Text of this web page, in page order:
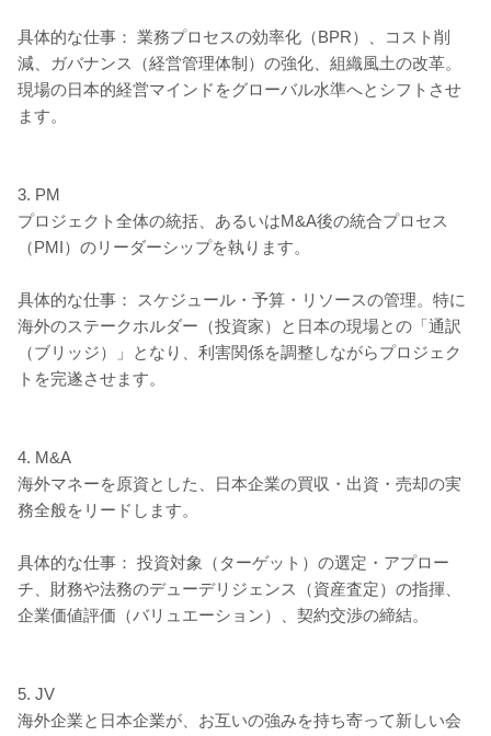
具体的な仕事： 業務プロセスの効率化（BPR）、コスト削
減、ガバナンス（経営管理体制）の強化、組織風土の改革。
現場の日本的経営マインドをグローバル水準へとシフトさせ
ます。
3. PM
プロジェクト全体の統括、あるいはM&A後の統合プロセス
（PMI）のリーダーシップを執ります。
具体的な仕事： スケジュール・予算・リソースの管理。特に
海外のステークホルダー（投資家）と日本の現場との「通訳
（ブリッジ）」となり、利害関係を調整しながらプロジェク
トを完遂させます。
4. M&A
海外マネーを原資とした、日本企業の買収・出資・売却の実
務全般をリードします。
具体的な仕事： 投資対象（ターゲット）の選定・アプロー
チ、財務や法務のデューデリジェンス（資産査定）の指揮、
企業価値評価（バリュエーション）、契約交渉の締結。
5. JV
海外企業と日本企業が、お互いの強みを持ち寄って新しい会